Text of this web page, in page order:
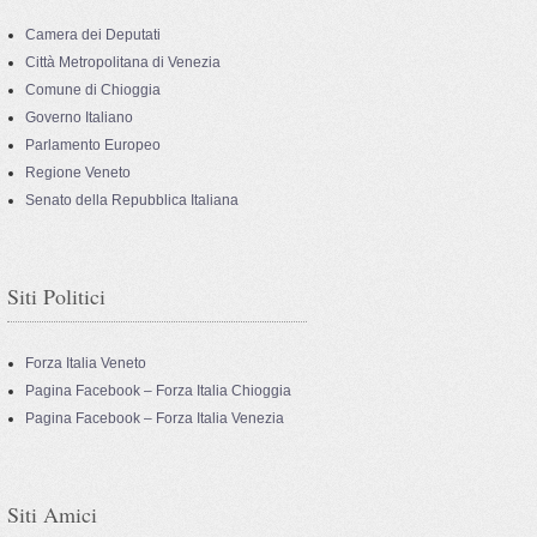
Camera dei Deputati
Città Metropolitana di Venezia
Comune di Chioggia
Governo Italiano
Parlamento Europeo
Regione Veneto
Senato della Repubblica Italiana
Siti Politici
Forza Italia Veneto
Pagina Facebook – Forza Italia Chioggia
Pagina Facebook – Forza Italia Venezia
Siti Amici